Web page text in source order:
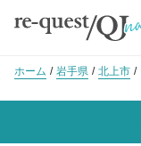
ホーム 岩手県 北上市